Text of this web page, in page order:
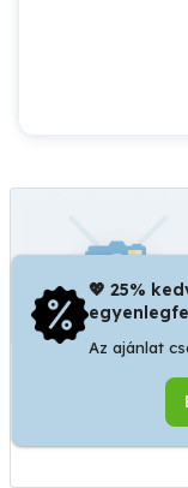
varrodai bérmunkákat
vállaló
figyelmébe
💖 25%
Az ajánlat